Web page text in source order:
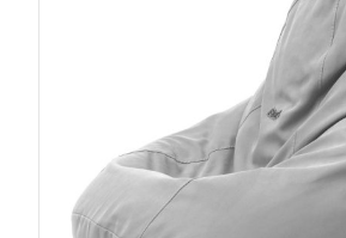
Esernyőtartó
+ HOZZÁAD